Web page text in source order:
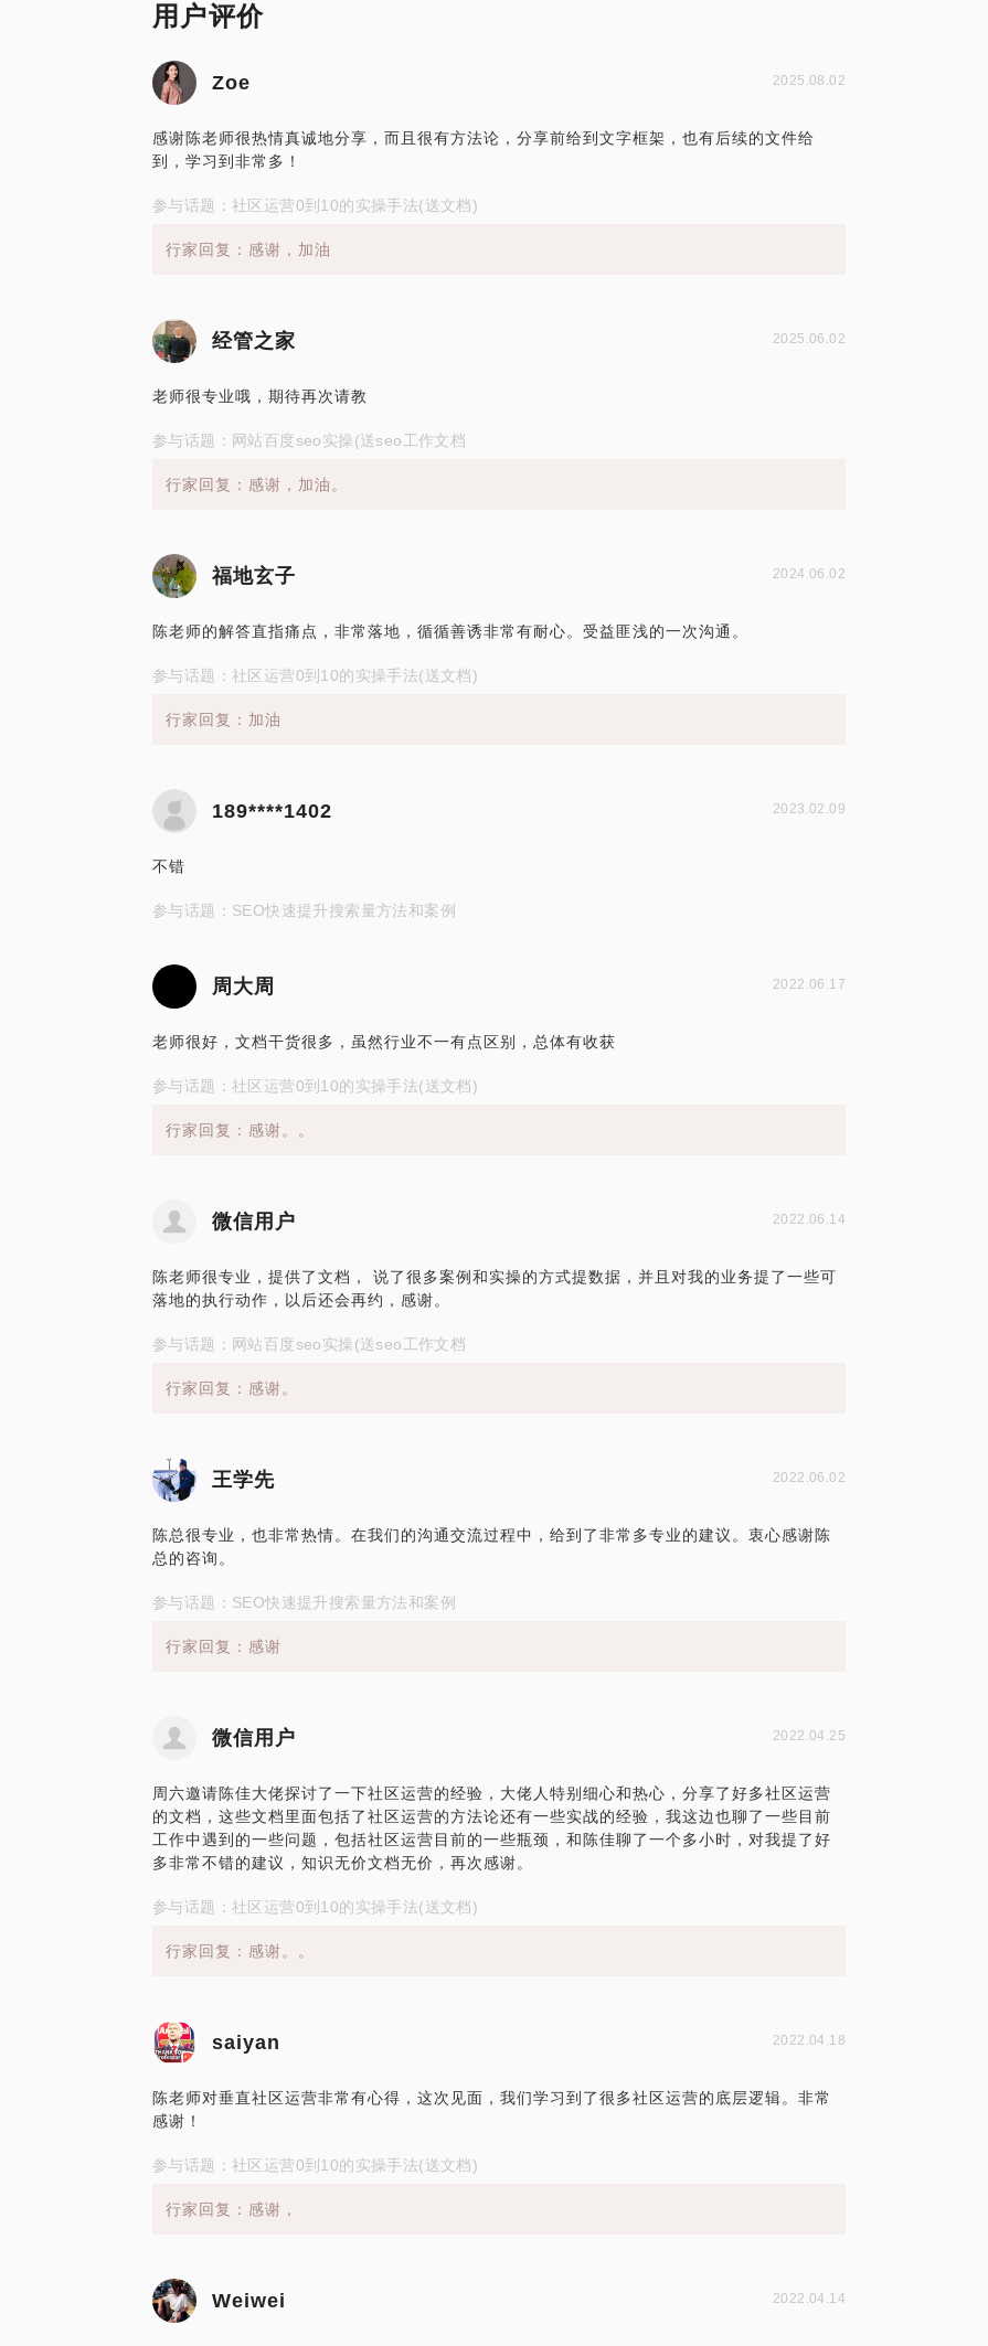
用户评价
Zoe 2025.08.02
感谢陈老师很热情真诚地分享，而且很有方法论，分享前给到文字框架，也有后续的文件给
到，学习到非常多！
参与话题：社区运营0到10的实操手法(送文档)
行家回复：感谢，加油
经管之家 2025.06.02
老师很专业哦，期待再次请教
参与话题：网站百度seo实操(送seo工作文档
行家回复：感谢，加油。
福地玄子 2024.06.02
陈老师的解答直指痛点，非常落地，循循善诱非常有耐心。受益匪浅的一次沟通。
参与话题：社区运营0到10的实操手法(送文档)
行家回复：加油
189****1402 2023.02.09
不错
参与话题：SEO快速提升搜索量方法和案例
周大周 2022.06.17
老师很好，文档干货很多，虽然行业不一有点区别，总体有收获
参与话题：社区运营0到10的实操手法(送文档)
行家回复：感谢。。
微信用户 2022.06.14
陈老师很专业，提供了文档， 说了很多案例和实操的方式提数据，并且对我的业务提了一些可
落地的执行动作，以后还会再约，感谢。
参与话题：网站百度seo实操(送seo工作文档
行家回复：感谢。
王学先 2022.06.02
陈总很专业，也非常热情。在我们的沟通交流过程中，给到了非常多专业的建议。衷心感谢陈
总的咨询。
参与话题：SEO快速提升搜索量方法和案例
行家回复：感谢
微信用户 2022.04.25
周六邀请陈佳大佬探讨了一下社区运营的经验，大佬人特别细心和热心，分享了好多社区运营
的文档，这些文档里面包括了社区运营的方法论还有一些实战的经验，我这边也聊了一些目前
工作中遇到的一些问题，包括社区运营目前的一些瓶颈，和陈佳聊了一个多小时，对我提了好
多非常不错的建议，知识无价文档无价，再次感谢。
参与话题：社区运营0到10的实操手法(送文档)
行家回复：感谢。。
saiyan 2022.04.18
陈老师对垂直社区运营非常有心得，这次见面，我们学习到了很多社区运营的底层逻辑。非常
感谢！
参与话题：社区运营0到10的实操手法(送文档)
行家回复：感谢，
Weiwei 2022.04.14